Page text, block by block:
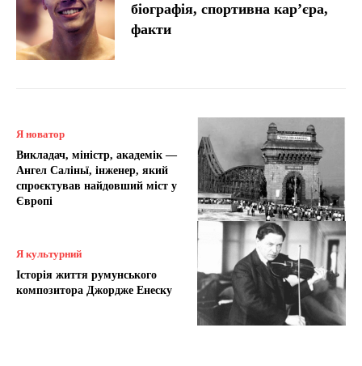
біографія, спортивна кар’єра,
факти
Я новатор
Викладач, міністр, академік —
Ангел Саліньї, інженер, який
спроєктував найдовший міст у
Європі
Я культурний
Історія життя румунського
композитора Джордже Енеску